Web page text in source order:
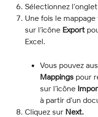
Sélectionnez l’onglet
Une fois le
sur l’icône Export
Excel.
Vous pouvez
Mappings pour
sur l’icône
à partir d’un
Cliquez sur Next.